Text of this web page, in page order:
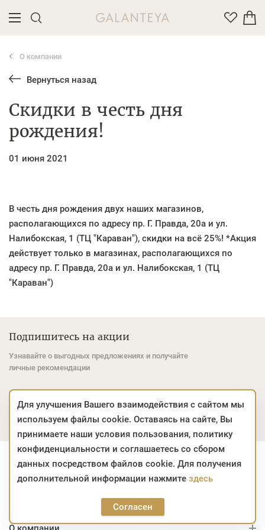
Введите название или артикул товара
О компании
Вернуться назад
Скидки в честь дня
рождения!
01 июня 2021
В честь дня рождения двух наших магазинов,
располагающихся по адресу пр. Г. Правда, 20а и ул.
Налибокская, 1 (ТЦ "Караван"), скидки на всё 25%! *Акция
действует только в магазинах, располагающихся по
адресу пр. Г. Правда, 20а и ул. Налибокская, 1 (ТЦ
"Караван")
Подпишитесь на акции
Узнавайте о выгодных предложениях и получайте
личные рекомендации
Email * Подписаться
Для неё Для него Для детей
Контактная информация
Для улучшения Вашего взаимодействия с сайтом мы
используем файлы cookie. Оставаясь на сайте, Вы
принимаете наши условия пользования, политику
конфиденциальности и соглашаетесь со сбором
данных посредством файлов cookie. Для получения
дополнительной информации нажмите здесь
Согласен